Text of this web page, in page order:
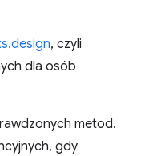
, czyli
dla osób
metod.
gdy